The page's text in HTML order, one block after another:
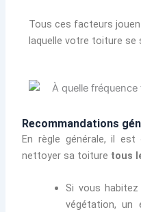
Tous ces facteurs
laquelle votre toiture se
Recommandations
En règle générale, il
nettoyer sa toiture tous
Si vous
végétation,